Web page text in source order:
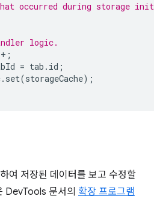
occurred during storage
logic.
;
= tab . id ;
. set(storageCache);
여 저장된 데이터를 보고 수정할
DevTools 문서의 확장 프로그램